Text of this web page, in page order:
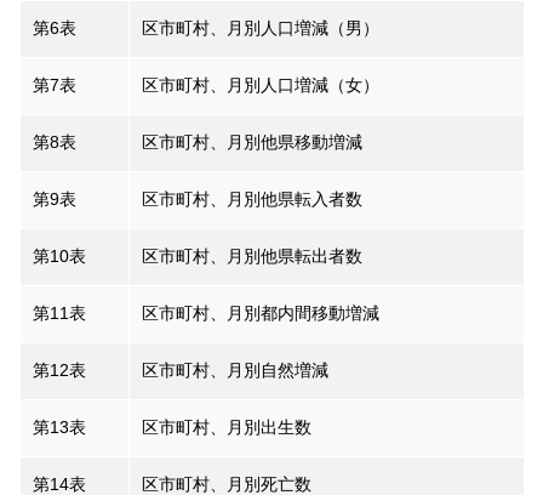
第6表 区市町村、月別人口増減（男）
第7表 区市町村、月別人口増減（女）
第8表 区市町村、月別他県移動増減
第9表 区市町村、月別他県転入者数
第10表 区市町村、月別他県転出者数
第11表 区市町村、月別都内間移動増減
第12表 区市町村、月別自然増減
第13表 区市町村、月別出生数
第14表 区市町村、月別死亡数